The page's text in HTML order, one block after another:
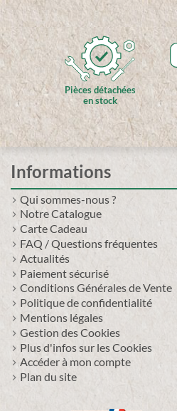
Pièces détachées
en stock
Informations
Qui sommes-nous ?
Notre Catalogue
Carte Cadeau
FAQ / Questions fréquentes
Actualités
Paiement sécurisé
Conditions Générales de Vente
Politique de confidentialité
Mentions légales
Gestion des Cookies
Plus d'infos sur les Cookies
Accéder à mon compte
Plan du site